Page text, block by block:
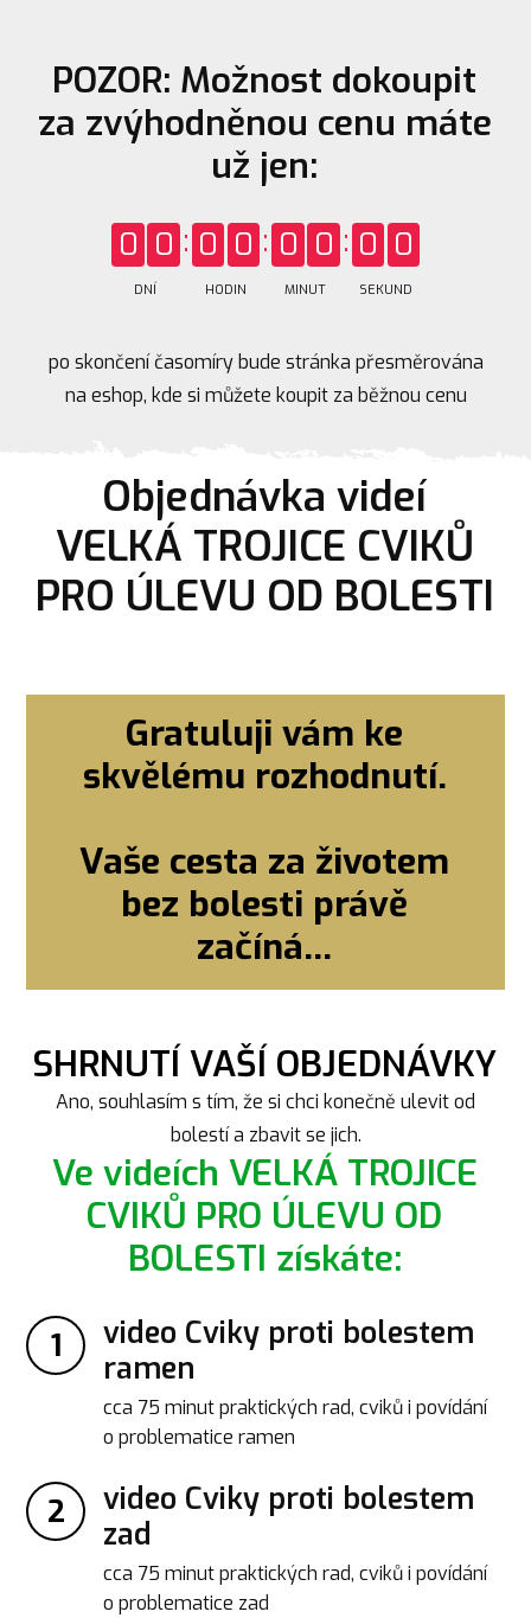
POZOR: Možnost dokoupit
za zvýhodněnou cenu máte
už jen:
0 0
DNÍ
0 0
HODIN
0 0
MINUT
0 0
SEKUND
po skončení časomíry bude stránka přesměrována
na eshop, kde si můžete koupit za běžnou cenu
Objednávka videí
VELKÁ TROJICE CVIKŮ
PRO ÚLEVU OD BOLESTI
Gratuluji vám ke
skvělému rozhodnutí.
Vaše cesta za životem
bez bolesti právě
začíná...
SHRNUTÍ VAŠÍ OBJEDNÁVKY
Ano, souhlasím s tím, že si chci konečně ulevit od
bolestí a zbavit se jich.
Ve videích VELKÁ TROJICE
CVIKŮ PRO ÚLEVU OD
BOLESTI získáte:
1
video Cviky proti bolestem
ramen
cca 75 minut praktických rad, cviků i povídání
o problematice ramen
2
video Cviky proti bolestem
zad
cca 75 minut praktických rad, cviků i povídání
o problematice zad